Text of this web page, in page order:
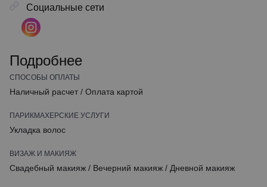
Социальные сети
Подробнее
СПОСОБЫ ОПЛАТЫ
Наличный расчет / Оплата картой
ПАРИКМАХЕРСКИЕ УСЛУГИ
Укладка волос
ВИЗАЖ И МАКИЯЖ
Свадебный макияж / Вечерний макияж / Дневной макияж